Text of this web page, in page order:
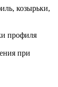
козырьки,
профиля
при